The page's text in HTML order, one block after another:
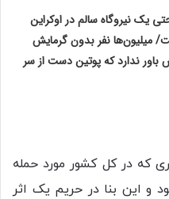
یک نیروگاه سالم در اوکراین
میلیون‌ها نفر بدون گرمایش
ندارد که پوتین دست از سر
که در کل کشور مورد حمله
و این بنا در حریم یک اثر